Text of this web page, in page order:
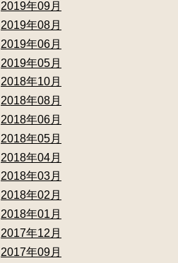
2019年09月
2019年08月
2019年06月
2019年05月
2018年10月
2018年08月
2018年06月
2018年05月
2018年04月
2018年03月
2018年02月
2018年01月
2017年12月
2017年09月